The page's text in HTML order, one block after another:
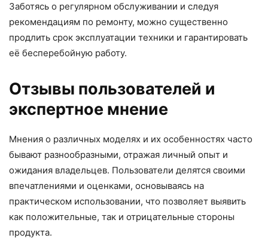
Заботясь о регулярном обслуживании и следуя
рекомендациям по ремонту, можно существенно
продлить срок эксплуатации техники и гарантировать
её бесперебойную работу.
Отзывы пользователей и
экспертное мнение
Мнения о различных моделях и их особенностях часто
бывают разнообразными, отражая личный опыт и
ожидания владельцев. Пользователи делятся своими
впечатлениями и оценками, основываясь на
практическом использовании, что позволяет выявить
как положительные, так и отрицательные стороны
продукта.